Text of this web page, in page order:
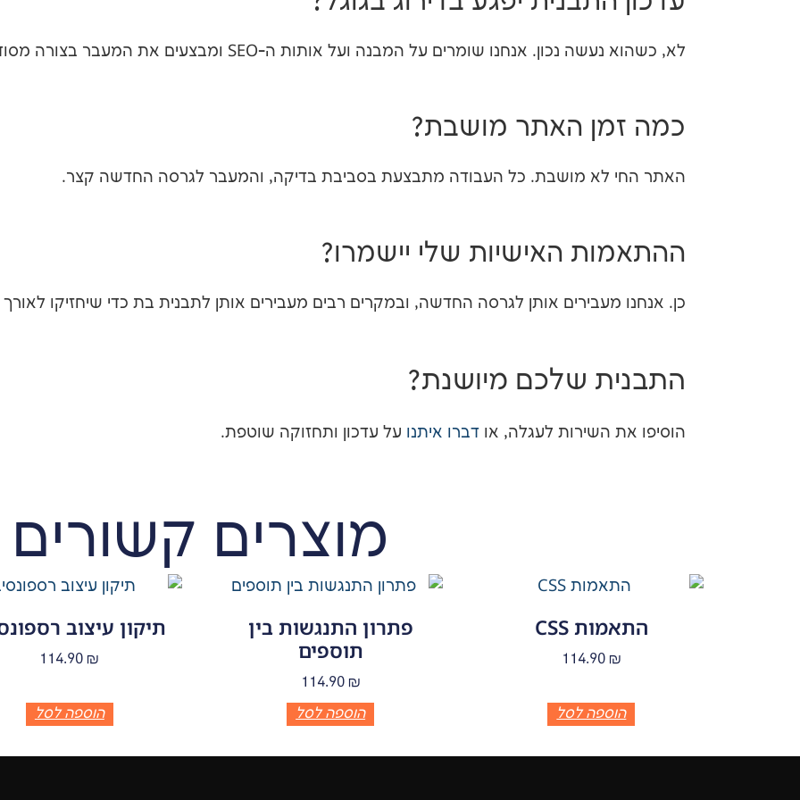
לא, כשהוא נעשה נכון. אנחנו שומרים על המבנה ועל אותות ה-SEO ומבצעים את המעבר בצורה מסודרת.
כמה זמן האתר מושבת?
האתר החי לא מושבת. כל העבודה מתבצעת בסביבת בדיקה, והמעבר לגרסה החדשה קצר.
ההתאמות האישיות שלי יישמרו?
כן. אנחנו מעבירים אותן לגרסה החדשה, ובמקרים רבים מעבירים אותן לתבנית בת כדי שיחזיקו לאורך
התבנית שלכם מיושנת?
הוסיפו את השירות לעגלה, או דברו איתנו על עדכון ותחזוקה שוטפת.
מוצרים קשורים
התאמות CSS
114.90 ₪
הוספה לסל
פתרון התנגשות בין
תוספים
114.90 ₪
הוספה לסל
תיקון עיצוב
114.90 ₪
הוספה לסל